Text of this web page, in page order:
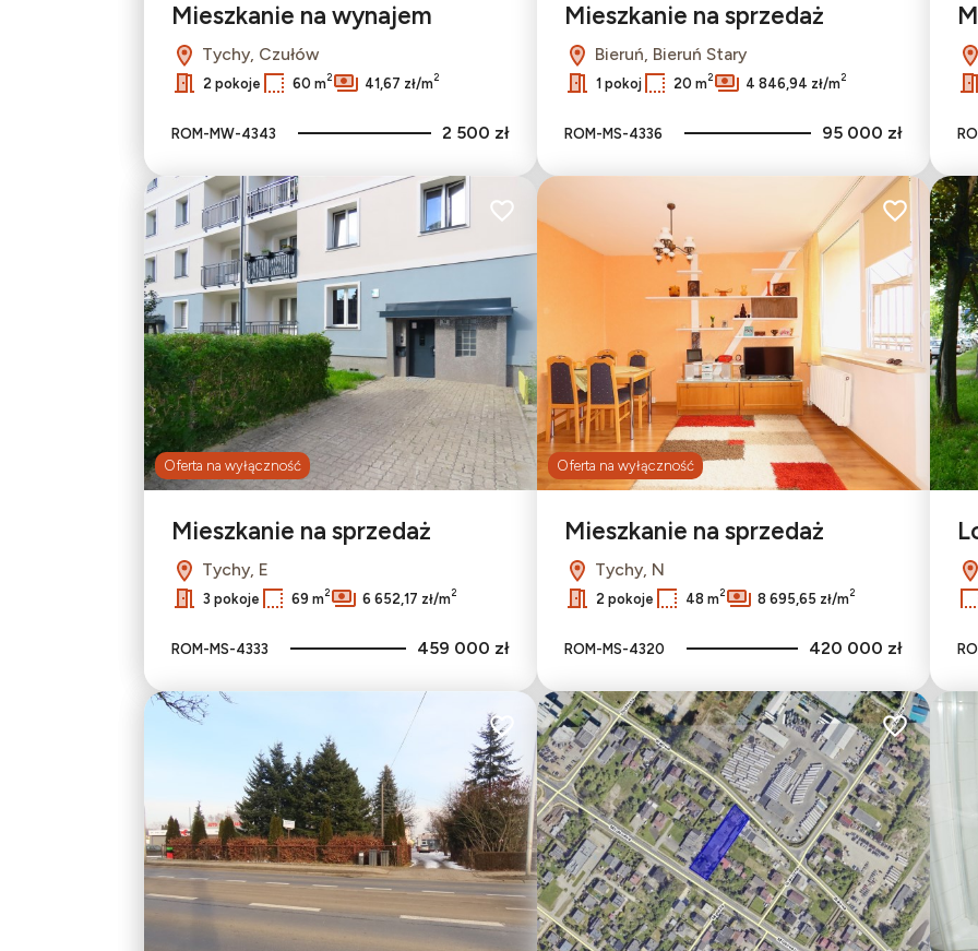
Mieszkanie na wynajem
Tychy, Czułów
2 pokoje 60 m2 41,67 zł/m2
ROM-MW-4343 2 500 zł
Mieszkanie na sprzedaż
Bieruń, Bieruń Stary
1 pokoj 20 m2 4 846,94 zł/m2
ROM-MS-4336 95 000 zł
Oferta na wyłączność
Dodaj do ulubionych
Mieszkanie na sprzedaż
Tychy, E
3 pokoje 69 m2 6 652,17 zł/m2
ROM-MS-4333 459 000 zł
Oferta na wyłączność
Dodaj do
Mieszkanie na sprzedaż
Tychy, N
2 pokoje 48 m2 8 695,65 zł/m2
ROM-MS-4320 420 000 zł
Dodaj do ulubionych Dodaj do